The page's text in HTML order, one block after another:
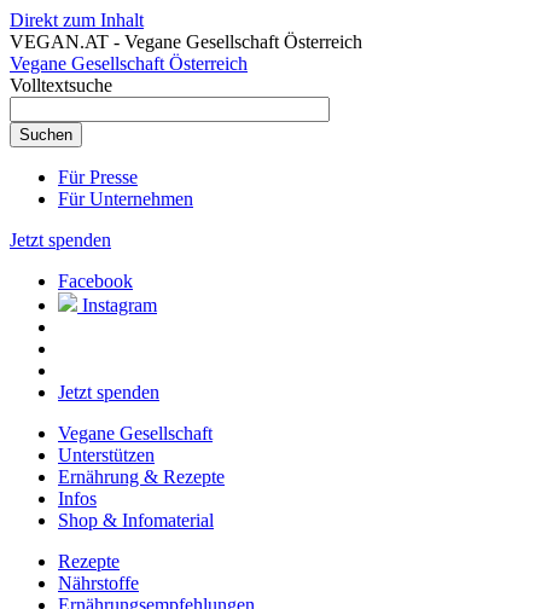
Direkt zum Inhalt
VEGAN.AT - Vegane Gesellschaft Österreich
Vegane Gesellschaft Österreich
Volltextsuche
Für Presse
Für Unternehmen
Jetzt spenden
Facebook
Instagram
Jetzt spenden
Vegane Gesellschaft
Unterstützen
Ernährung & Rezepte
Infos
Shop & Infomaterial
Rezepte
Nährstoffe
Ernährungsempfehlungen